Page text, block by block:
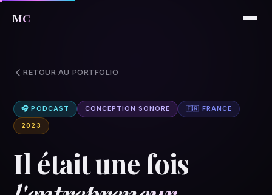
MC
RETOUR AU PORTFOLIO
🎧 PODCAST CONCEPTION SONORE 🇫🇷 FRANCE
2023
Il était une fois